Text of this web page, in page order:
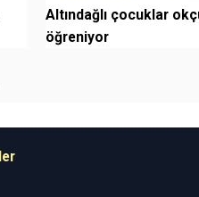
Altındağlı çocuklar
öğreniyor